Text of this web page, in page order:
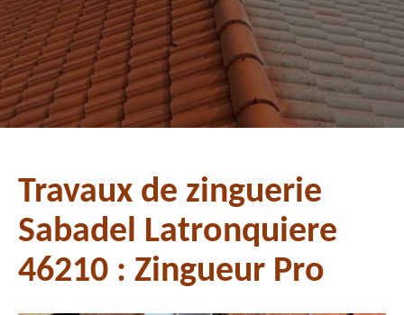
Travaux de zinguerie
Sabadel Latronquiere
46210 : Zingueur Pro